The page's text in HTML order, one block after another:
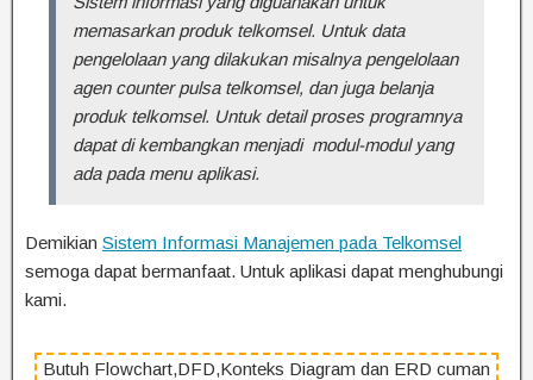
memasarkan produk telkomsel. Untuk data
pengelolaan yang dilakukan misalnya pengelolaan
agen counter pulsa telkomsel, dan juga belanja
produk telkomsel. Untuk detail proses programnya
dapat di kembangkan menjadi modul-modul yang
ada pada menu aplikasi.
Demikian Sistem Informasi Manajemen pada Telkomsel
semoga dapat bermanfaat. Untuk aplikasi dapat menghubungi
kami.
Butuh Flowchart,DFD,Konteks Diagram dan ERD cuman